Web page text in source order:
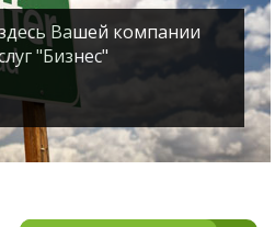
Вашей компании
"Бизнес"